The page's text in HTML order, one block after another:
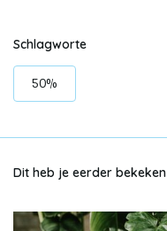
Schlagworte
50%
Dit heb je eerder bekeken